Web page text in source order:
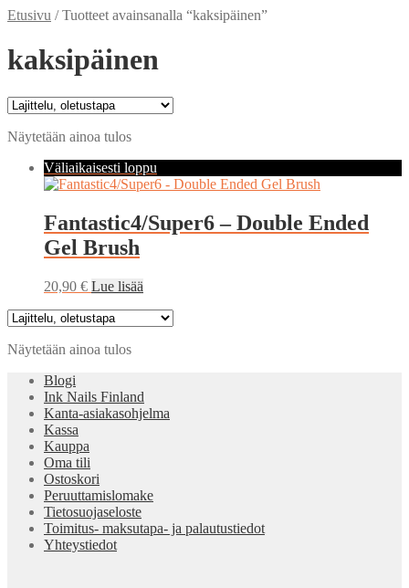
Etusivu /Tuotteet avainsanalla “kaksipäinen”
kaksipäinen
Näytetään ainoa tulos
Väliaikaisesti loppu
Fantastic4/Super6 – Double Ended
Gel Brush
20,90 € Lue lisää
Näytetään ainoa tulos
Blogi
Ink Nails Finland
Kanta-asiakasohjelma
Kassa
Kauppa
Oma tili
Ostoskori
Peruuttamislomake
Tietosuojaseloste
Toimitus- maksutapa- ja palautustiedot
Yhteystiedot